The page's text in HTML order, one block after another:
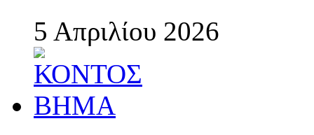
5 Απριλίου 2026